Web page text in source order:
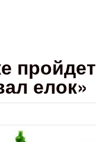
пройдет
елок»